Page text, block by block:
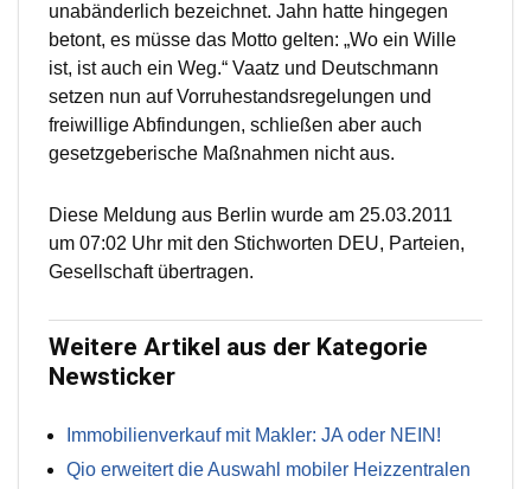
unabänderlich bezeichnet. Jahn hatte hingegen
betont, es müsse das Motto gelten: „Wo ein Wille
ist, ist auch ein Weg.“ Vaatz und Deutschmann
setzen nun auf Vorruhestandsregelungen und
freiwillige Abfindungen, schließen aber auch
gesetzgeberische Maßnahmen nicht aus.
Diese Meldung aus Berlin wurde am 25.03.2011
um 07:02 Uhr mit den Stichworten DEU, Parteien,
Gesellschaft übertragen.
Weitere Artikel aus der Kategorie
Newsticker
Immobilienverkauf mit Makler: JA oder NEIN!
Qio erweitert die Auswahl mobiler Heizzentralen